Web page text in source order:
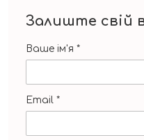
Залиште свій
Ваше ім'я *
Email *